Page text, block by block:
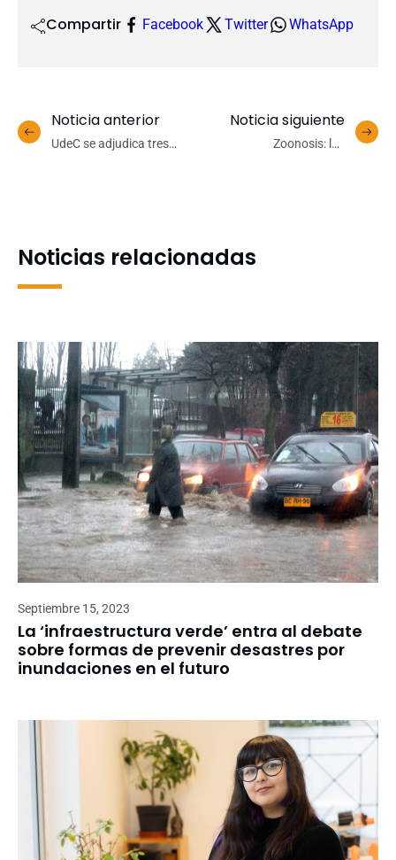
Compartir Facebook Twitter WhatsApp
Noticia anterior
UdeC se adjudica tres
Noticia siguiente
Zoonosis: los
Noticias relacionadas
Septiembre 15, 2023
La ‘infraestructura verde’ entra al debate
sobre formas de prevenir desastres por
inundaciones en el futuro